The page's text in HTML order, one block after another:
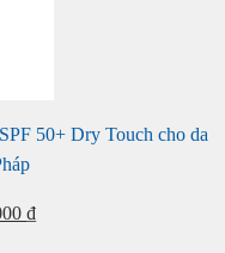
50+ Dry Touch cho da
₫Giá